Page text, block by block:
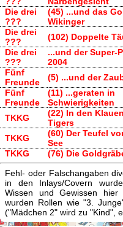
Die drei
???
(45) ...und das
Wikinger
Die drei
???
(102) Doppelte
Die drei
???
...und der Super-
2004
Fünf
Freunde
(5) ...und der
Fünf
Freunde
(11) ...geraten in
Schwierigkeiten
TKKG
(22) In den
Tigers
TKKG
(60) Der Teufel
See
TKKG
(76) Die
Fehl- oder Falschangaben
in den Inlays/Covern
Wissen und Gewissen hier
wurden Rollen wie "3.
("Mädchen 2" wird zu "Kind",